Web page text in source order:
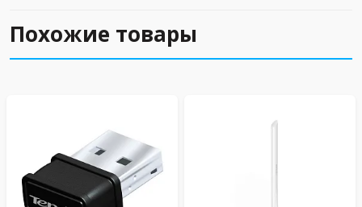
Похожие товары